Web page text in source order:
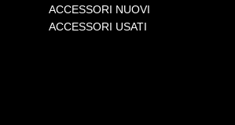
ACCESSORI NUOVI
ACCESSORI USATI